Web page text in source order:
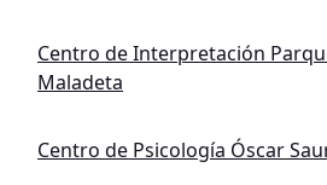
Centro de Interpretación
Maladeta
Centro de Psicología Óscar